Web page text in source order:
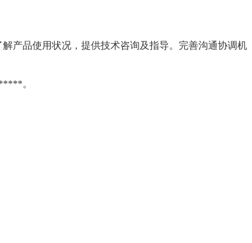
产品使用状况，提供技术咨询及指导。完善沟通协调机
******。